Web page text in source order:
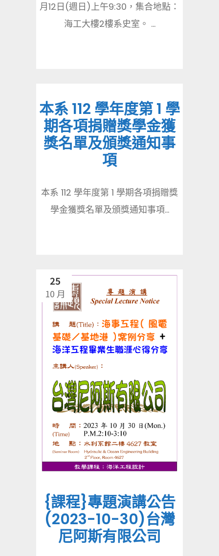
月12日(週日)上午9:30，集合地點：
海工大樓2樓系史室。 ...
本系 112 學年度第 1 學
期各項捐贈獎學金獲
獎名單及頒獎通知事
項
本系 112 學年度第 1 學期各項捐贈獎
學金獲獎名單及頒獎通知事項...
25
10 月
{課程}專題演講公告
(2023-10-30)台灣
尼阿斯有限公司